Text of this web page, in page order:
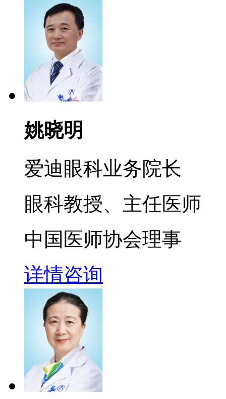
姚晓明
爱迪眼科业务院长
眼科教授、主任医师
中国医师协会理事
详情咨询